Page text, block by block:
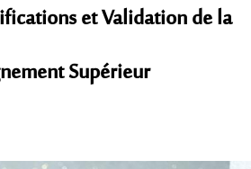
et Validation de la
Supérieur